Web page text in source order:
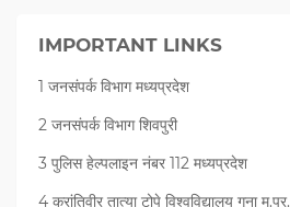
IMPORTANT LINKS
1 जनसंपर्क विभाग मध्यप्रदेश
2 जनसंपर्क विभाग शिवपुरी
3 पुलिस हेल्पलाइन नंबर 112 मध्‍यप्रदेश
4 क्रांतिवीर तात्या टोपे विश्वविद्यालय गुना म.प्र.